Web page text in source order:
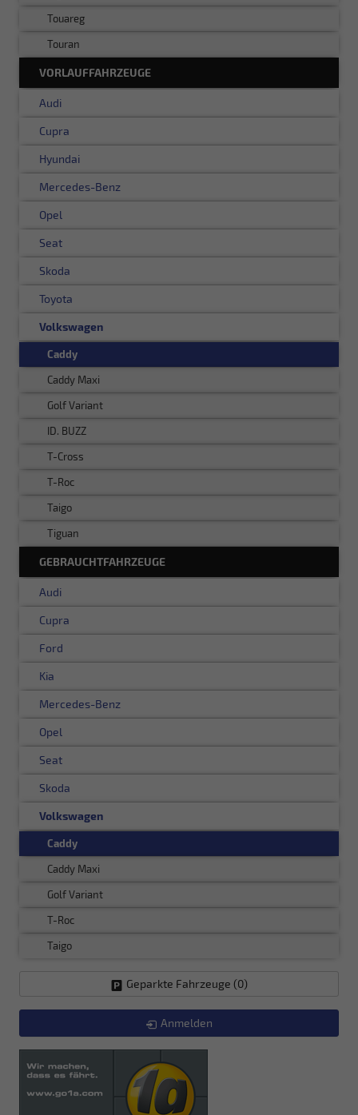
Touareg
Touran
VORLAUFFAHRZEUGE
Audi
Cupra
Hyundai
Mercedes-Benz
Opel
Seat
Skoda
Toyota
Volkswagen
Caddy
Caddy Maxi
Golf Variant
ID. BUZZ
T-Cross
T-Roc
Taigo
Tiguan
GEBRAUCHTFAHRZEUGE
Audi
Cupra
Ford
Kia
Mercedes-Benz
Opel
Seat
Skoda
Volkswagen
Caddy
Caddy Maxi
Golf Variant
T-Roc
Taigo
Geparkte Fahrzeuge (0)
Anmelden